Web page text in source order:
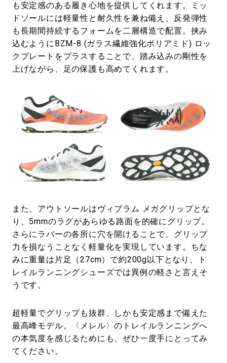
も安定感のある履き心地を提供してくれます。ミッ
ドソールには軽量性と耐久性を兼ね備え、反発弾性
も長期間持続するフォームを二層構造で配置。挟み
込むようにBZM-8 (ガラス繊維強化ポリアミド) ロッ
クプレートをプラスすることで、踏み込みの剛性を
上げながら、足の保護も高めてくれます。
また、アウトソールはヴィブラム メガグリップとな
り、5mmのラグがあらゆる路面を的確にグリップ。
さらにラバーの各所に穴を開けることで、グリップ
力を損なうことなく軽量化を実現しています。ちな
みに重量は片足（27cm）で約200g以下となり、ト
レイルランニングシューズでは異例の軽さと言えそ
うです。
超軽量でグリップも抜群、しかも安定感まで備えた
最高峰モデル。〈メレル〉のトレイルランニングへ
の本気度を感じるためにも、ぜひ一度手にとってみ
てください。